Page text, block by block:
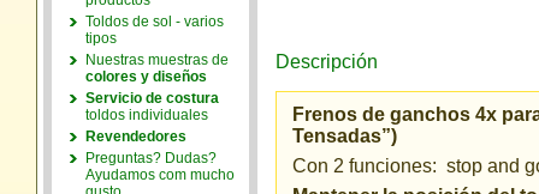
Descripción
Frenos de ganchos 4x
Tensadas”)
Con 2 funciones: stop and
Toldos de sol - varios
tipos
Nuestras muestras de
colores y diseños
Servicio de costura
toldos individuales
Revendedores
Preguntas? Dudas?
Ayudamos com mucho